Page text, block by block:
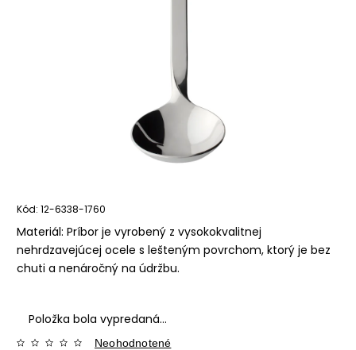
Kód: 12-6338-1760
Materiál: Príbor je vyrobený z vysokokvalitnej
nehrdzavejúcej ocele s lešteným povrchom, ktorý je bez
chuti a nenáročný na údržbu.
Položka bola vypredaná…
Neohodnotené